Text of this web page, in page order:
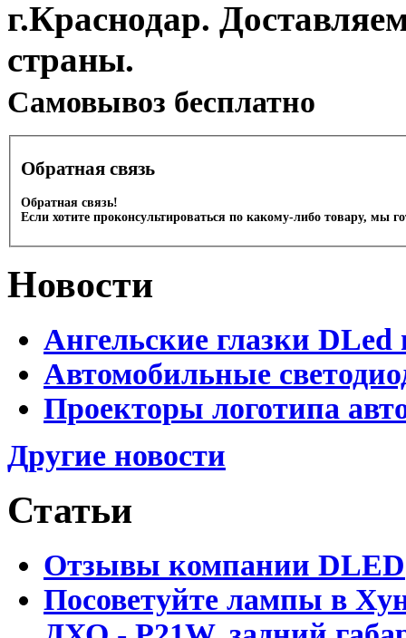
г.Краснодар.
страны.
Cамовывоз бесплатно
Обратная связь
Обратная связь!
Если хотите проконсультироваться по какому-либо товару, мы
Новости
Ангельские глазки DLed
Автомобильные
Проекторы логотипа
Другие новости
Статьи
Отзывы компании DLED
Посоветуйте лампы в